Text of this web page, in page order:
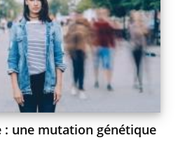
: une mutation génétique